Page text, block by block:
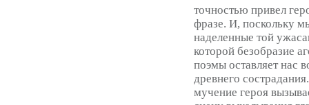
точностью привел
фразе. И, поскольку
наделенные той
которой безобразие
поэмы оставляет нас
древнего
мучение героя